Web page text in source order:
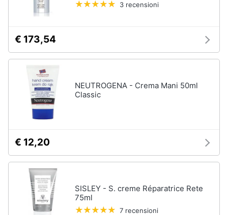
3 recensioni
€ 173,54
NEUTROGENA - Crema Mani 50ml
Classic
€ 12,20
SISLEY - S. creme Réparatrice Rete
75ml
7 recensioni